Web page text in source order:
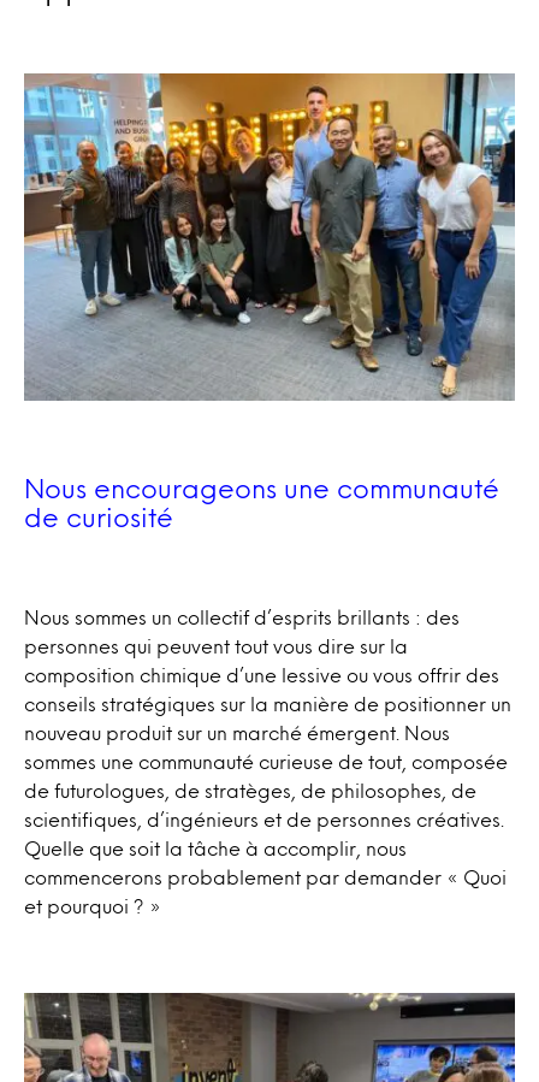
Nous encourageons une communauté
de curiosité
Nous sommes un collectif d’esprits brillants : des
personnes qui peuvent tout vous dire sur la
composition chimique d’une lessive ou vous offrir des
conseils stratégiques sur la manière de positionner un
nouveau produit sur un marché émergent. Nous
sommes une communauté curieuse de tout, composée
de futurologues, de stratèges, de philosophes, de
scientifiques, d’ingénieurs et de personnes créatives.
Quelle que soit la tâche à accomplir, nous
commencerons probablement par demander « Quoi
et pourquoi ? »